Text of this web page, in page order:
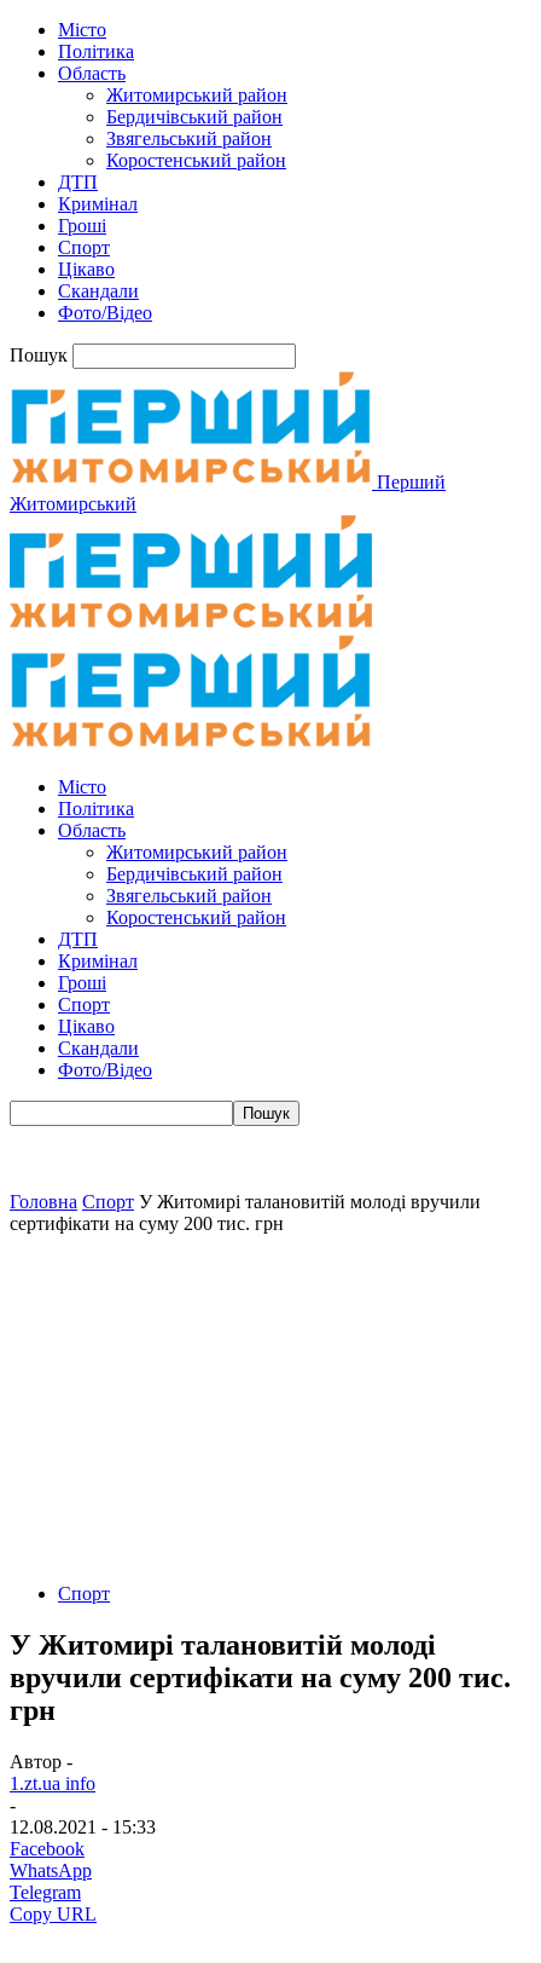
Місто
Політика
Область
Житомирський район
Бердичівський район
Звягельський район
Коростенський район
ДТП
Кримінал
Гроші
Спорт
Цікаво
Скандали
Фото/Відео
Пошук
Перший
Житомирський
Місто
Політика
Область
Житомирський район
Бердичівський район
Звягельський район
Коростенський район
ДТП
Кримінал
Гроші
Спорт
Цікаво
Скандали
Фото/Відео
Головна Спорт У Житомирі талановитій молоді вручили
сертифікати на суму 200 тис. грн
Спорт
У Житомирі талановитій молоді
вручили сертифікати на суму 200 тис.
грн
Автор -
1.zt.ua info
-
12.08.2021 - 15:33
Facebook
WhatsApp
Telegram
Copy URL